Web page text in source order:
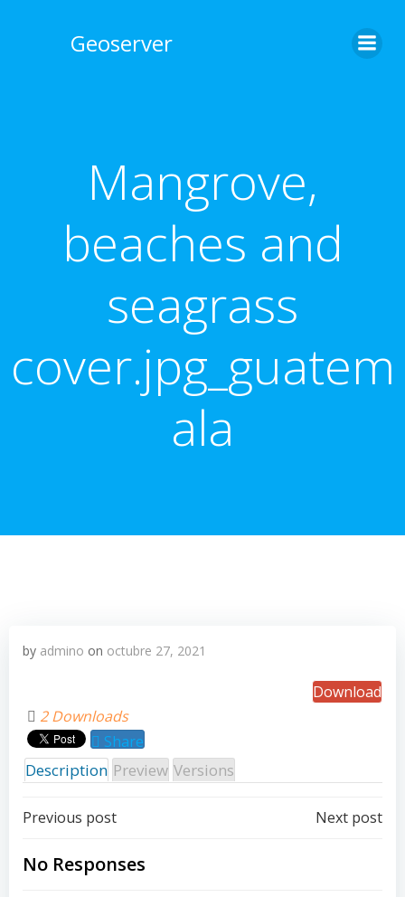
Geoserver
Mangrove,
beaches and
seagrass
cover.jpg_guatem
ala
by admino on octubre 27, 2021
Download
2 Downloads
Share
Description Preview Versions
Post
navigation
Previous post Next post
No Responses